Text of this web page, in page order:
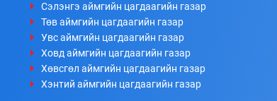
Сэлэнгэ аймгийн цагдаагийн газар
Төв аймгийн цагдаагийн газар
Увс аймгийн цагдаагийн газар
Ховд аймгийн цагдаагийн газар
Хөвсгөл аймгийн цагдаагийн газар
Хэнтий аймгийн цагдаагийн газар